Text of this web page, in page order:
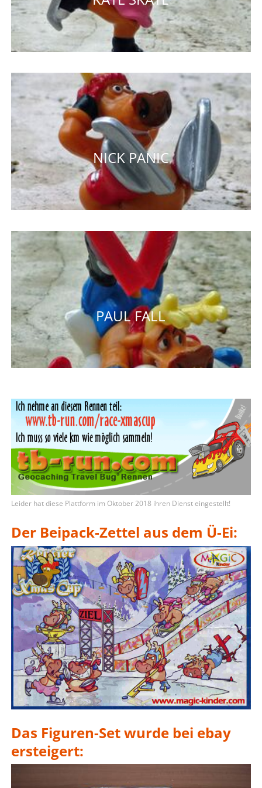
Leider hat diese Plattform im Oktober 2018 ihren Dienst eingestellt!
Der Beipack-Zettel aus dem Ü-Ei:
Das Figuren-Set wurde bei ebay
ersteigert: